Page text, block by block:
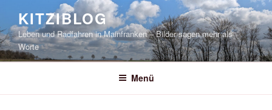
springen
KITZIBLOG
Leben und Radfahren in Mainfranken – Bilder sagen mehr als
Worte
Menü